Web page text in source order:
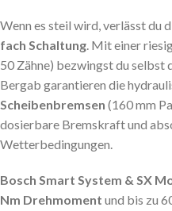
Wenn es steil wird, verlässt du
fach Schaltung. Mit einer
50 Zähne) bezwingst du selbst
Bergab garantieren die
Scheibenbremsen (160 mm
dosierbare Bremskraft und
Wetterbedingungen.
Bosch Smart System & SX
Nm Drehmoment und bis zu